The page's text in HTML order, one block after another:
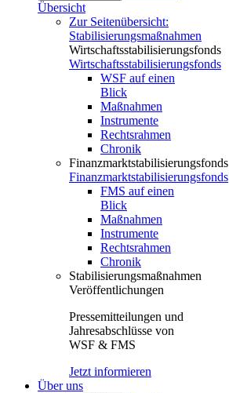
Übersicht
Zur Seitenübersicht:
Stabilisierungsmaßnahmen
Wirtschaftsstabilisierungsfonds
Wirtschaftsstabilisierungsfonds
WSF auf einen
Blick
Maßnahmen
Instrumente
Rechtsrahmen
Chronik
Finanzmarktstabilisierungsfonds
Finanzmarktstabilisierungsfonds
FMS auf einen
Blick
Maßnahmen
Instrumente
Rechtsrahmen
Chronik
Stabilisierungsmaßnahmen
Veröffentlichungen
Pressemitteilungen und
Jahresabschlüsse von
WSF & FMS
Jetzt informieren
Über uns